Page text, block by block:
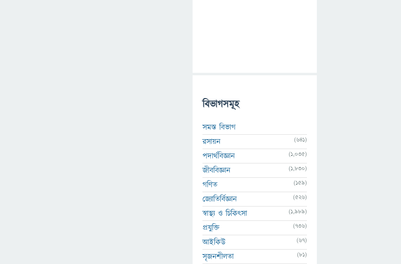
বিভাগসমূহ
সমস্ত বিভাগ
রসায়ন
(641)
পদার্থবিজ্ঞান (1,035)
জীববিজ্ঞান (1,830)
গণিত (159)
জ্যোতির্বিজ্ঞান (526)
স্বাস্থ্য ও চিকিৎসা (1,989)
প্রযুক্তি (736)
আইকিউ (67)
সৃজনশীলতা (81)